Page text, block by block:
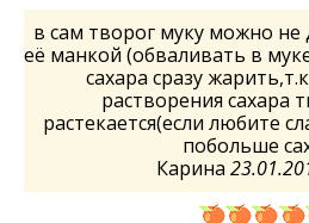
в сам творог муку можно не
её манкой (обваливать в
сахара сразу
растворения сахара
растекается(если любите
побольше
Карина